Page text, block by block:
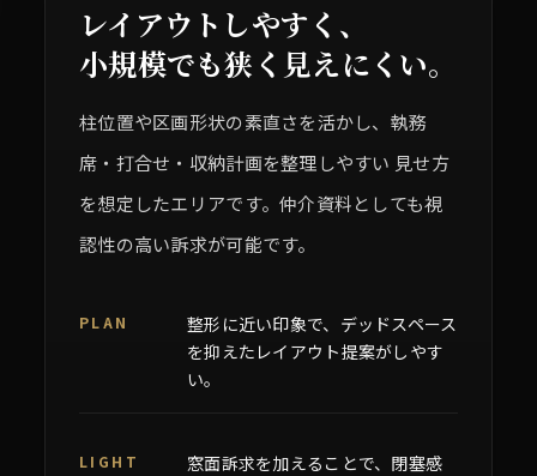
レイアウトしやすく、
小規模でも狭く見えにくい。
柱位置や区画形状の素直さを活かし、執務
席・打合せ・収納計画を整理しやすい 見せ方
を想定したエリアです。仲介資料としても視
認性の高い訴求が可能です。
PLAN
整形に近い印象で、デッドスペース
を抑えたレイアウト提案がしやす
い。
LIGHT
窓面訴求を加えることで、閉塞感